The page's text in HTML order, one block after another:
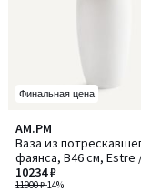
Финальная цена
AM.PM
Ваза из
фаянса, В46 см, Estre
11900 ₽-14%
10234 ₽